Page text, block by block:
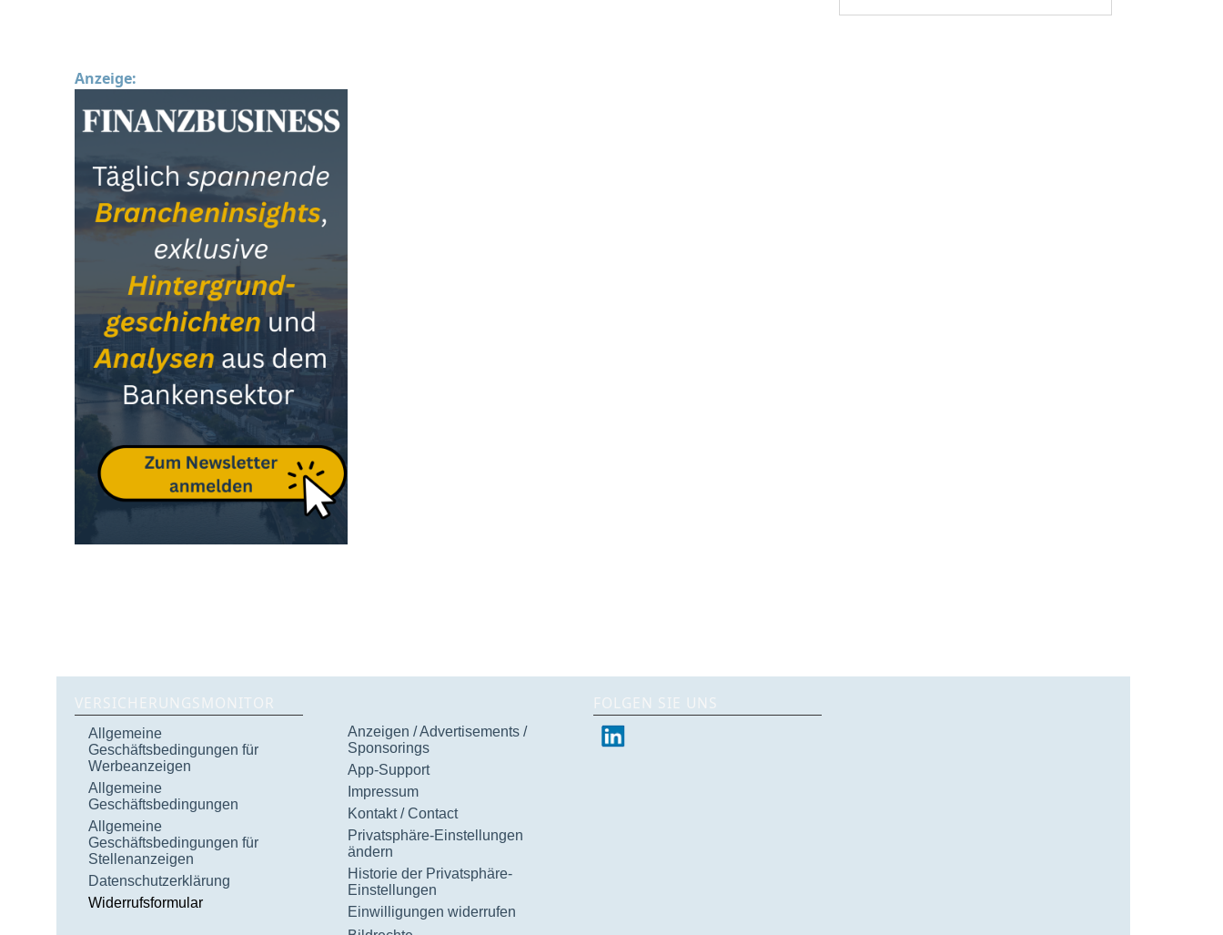
Anzeige:
VERSICHERUNGSMONITOR
Allgemeine
Geschäftsbedingungen für
Werbeanzeigen
Allgemeine
Geschäftsbedingungen
Allgemeine
Geschäftsbedingungen für
Stellenanzeigen
Datenschutzerklärung
Widerrufsformular
Anzeigen / Advertisements /
Sponsorings
App-Support
Impressum
Kontakt / Contact
Privatsphäre-Einstellungen
ändern
Historie der Privatsphäre-
Einstellungen
Einwilligungen widerrufen
FOLGEN SIE UNS